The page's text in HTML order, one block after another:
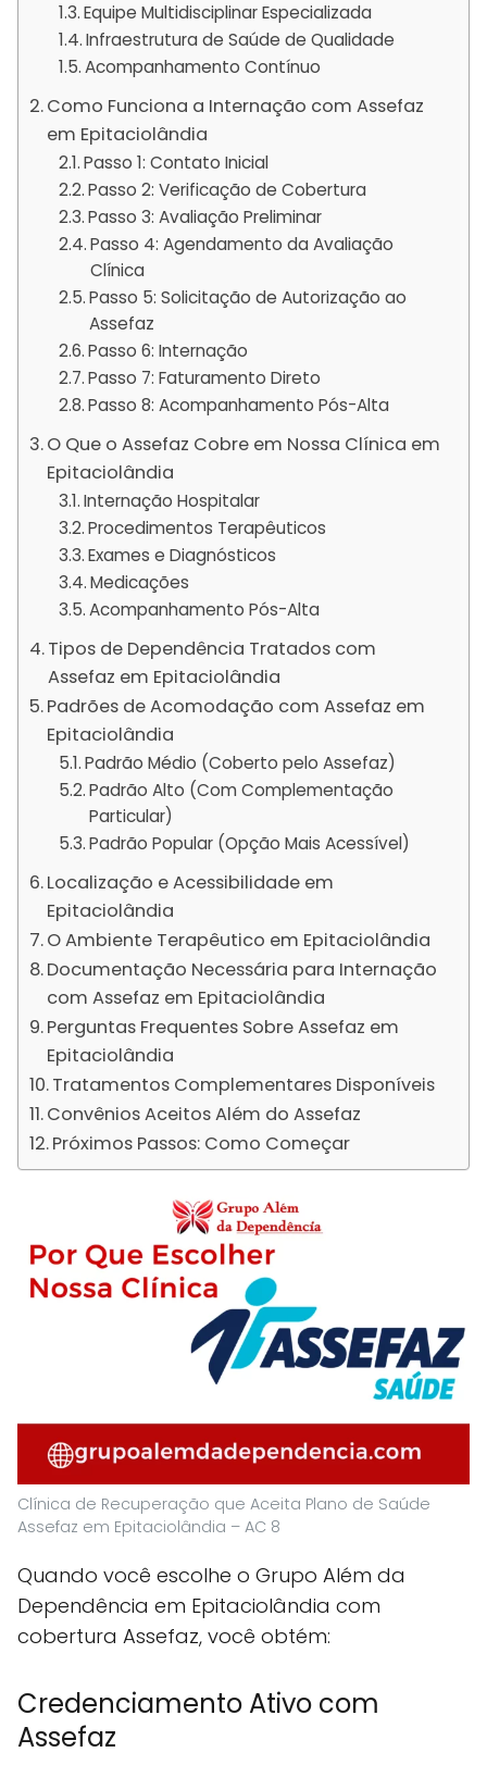
Equipe Multidisciplinar Especializada
Infraestrutura de Saúde de Qualidade
Acompanhamento Contínuo
Como Funciona a Internação com Assefaz
em Epitaciolândia
Passo 1: Contato Inicial
Passo 2: Verificação de Cobertura
Passo 3: Avaliação Preliminar
Passo 4: Agendamento da Avaliação
Clínica
Passo 5: Solicitação de Autorização ao
Assefaz
Passo 6: Internação
Passo 7: Faturamento Direto
Passo 8: Acompanhamento Pós-Alta
O Que o Assefaz Cobre em Nossa Clínica em
Epitaciolândia
Internação Hospitalar
Procedimentos Terapêuticos
Exames e Diagnósticos
Medicações
Acompanhamento Pós-Alta
Tipos de Dependência Tratados com
Assefaz em Epitaciolândia
Padrões de Acomodação com Assefaz em
Epitaciolândia
Padrão Médio (Coberto pelo Assefaz)
Padrão Alto (Com Complementação
Particular)
Padrão Popular (Opção Mais Acessível)
Localização e Acessibilidade em
Epitaciolândia
O Ambiente Terapêutico em Epitaciolândia
Documentação Necessária para Internação
com Assefaz em Epitaciolândia
Perguntas Frequentes Sobre Assefaz em
Epitaciolândia
Tratamentos Complementares Disponíveis
Convênios Aceitos Além do Assefaz
Próximos Passos: Como Começar
Clínica de Recuperação que Aceita Plano de Saúde
Assefaz em Epitaciolândia – AC 8
Quando você escolhe o Grupo Além da
Dependência em Epitaciolândia com
cobertura Assefaz, você obtém:
Credenciamento Ativo com
Assefaz